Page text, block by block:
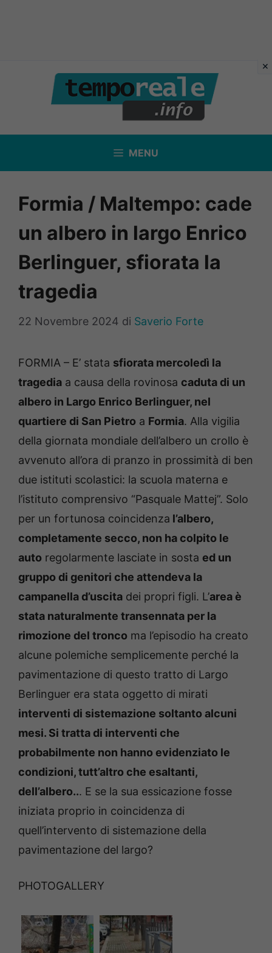
contenuto
MENU
Formia / Maltempo: cade
un albero in largo Enrico
Berlinguer, sfiorata la
tragedia
22 Novembre 2024 di Saverio Forte
FORMIA – E’ stata sfiorata mercoledì la
tragedia a causa della rovinosa caduta di un
albero in Largo Enrico Berlinguer, nel
quartiere di San Pietro a Formia. Alla vigilia
della giornata mondiale dell’albero un crollo è
avvenuto all’ora di pranzo in prossimità di ben
due istituti scolastici: la scuola materna e
l’istituto comprensivo “Pasquale Mattej”. Solo
per un fortunosa coincidenza l’albero,
completamente secco, non ha colpito le
auto regolarmente lasciate in sosta ed un
gruppo di genitori che attendeva la
campanella d’uscita dei propri figli. L’area è
stata naturalmente transennata per la
rimozione del tronco ma l’episodio ha creato
alcune polemiche semplicemente perché la
pavimentazione di questo tratto di Largo
Berlinguer era stata oggetto di mirati
interventi di sistemazione soltanto alcuni
mesi. Si tratta di interventi che
probabilmente non hanno evidenziato le
condizioni, tutt’altro che esaltanti,
dell’albero... E se la sua essicazione fosse
iniziata proprio in coincidenza di
quell’intervento di sistemazione della
pavimentazione del largo?
PHOTOGALLERY